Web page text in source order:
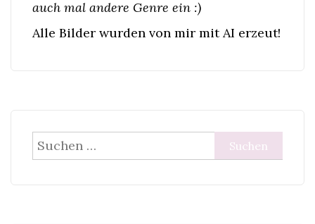
auch mal andere Genre ein :)
Alle Bilder wurden von mir mit AI erzeut!
Suchen
nach: